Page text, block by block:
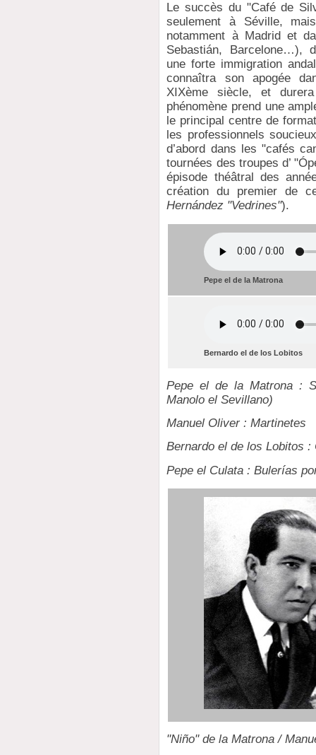
Le succès du "Café de
seulement à Séville,
notamment à Madrid et
Sebastián, Barcelone…),
une forte immigration
connaîtra son apogée
XIXème siècle, et
phénomène prend une
le principal centre de
les professionnels
d’abord dans les "cafés
tournées des troupes d’
épisode théâtral des
création du premier de
Hernández "Vedrines").
Pepe el de la Matrona
Bernardo el de los Lobitos
Pepe el de la Matrona :
Manolo el Sevillano)
Manuel Oliver : Martinetes
Bernardo el de los Lobitos :
Pepe el Culata : Bulerías
"Niño" de la Matrona /